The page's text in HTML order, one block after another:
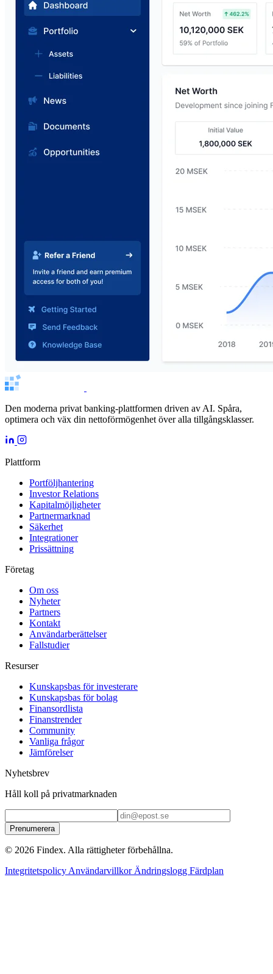
Den moderna privat banking-plattformen driven av AI. Spåra,
optimera och väx din nettoförmögenhet över alla tillgångsklasser.
Plattform
Portföljhantering
Investor Relations
Kapitalmöjligheter
Partnermarknad
Säkerhet
Integrationer
Prissättning
Företag
Om oss
Nyheter
Partners
Kontakt
Användarberättelser
Fallstudier
Resurser
Kunskapsbas för investerare
Kunskapsbas för bolag
Finansordlista
Finanstrender
Community
Vanliga frågor
Jämförelser
Nyhetsbrev
Håll koll på privatmarknaden
Prenumerera
© 2026 Findex. Alla rättigheter förbehållna.
Integritetspolicy Användarvillkor Ändringslogg Färdplan